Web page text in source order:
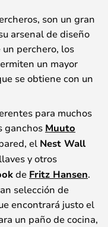
son un gran
arsenal de diseño
perchero, los
un mayor
se obtiene con un
para muchos
ganchos Muuto
el Nest Wall
y otros
de Fritz Hansen.
selección de
encontrará justo el
un paño de cocina,